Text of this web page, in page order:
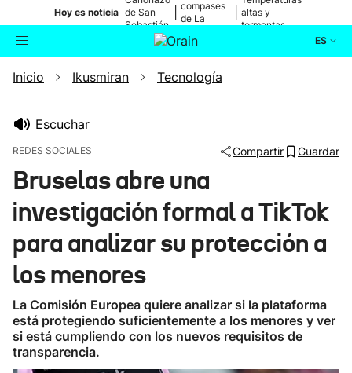
Hoy es noticia de San
Sebastián
compases
de La
altas y
tormentas
ES
Buscador Actualidad
Ikusmiran
Eguraldia
Inicio Ikusmiran Tecnología
Escuchar
REDES SOCIALES Compartir Guardar
Bruselas abre una
investigación formal a TikTok
para analizar su protección a
los menores
La Comisión Europea quiere analizar si la plataforma
está protegiendo suficientemente a los menores y ver
si está cumpliendo con los nuevos requisitos de
transparencia.